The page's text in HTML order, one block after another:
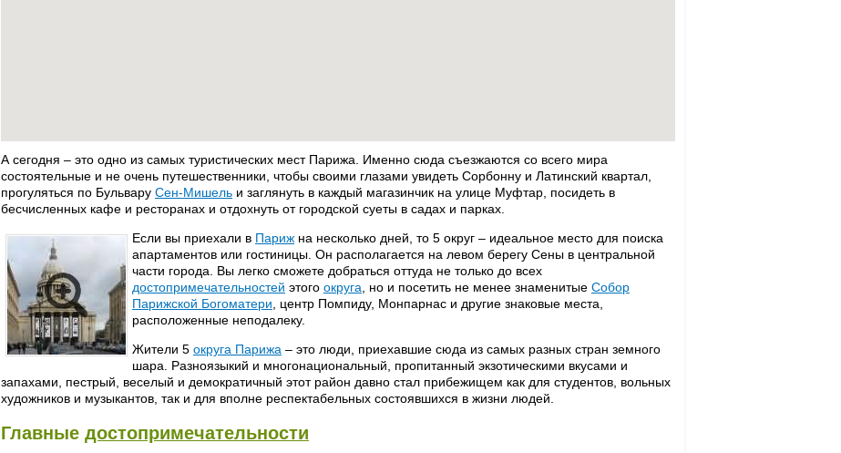
А сегодня – это одно из самых туристических мест Парижа. Именно сюда съезжаются со всего мира
состоятельные и не очень путешественники, чтобы своими глазами увидеть Сорбонну и Латинский квартал,
прогуляться по Бульвару Сен-Мишель и заглянуть в каждый магазинчик на улице Муфтар, посидеть в
бесчисленных кафе и ресторанах и отдохнуть от городской суеты в садах и парках.
Если вы приехали в Париж на несколько дней, то 5 округ – идеальное место для поиска
апартаментов или гостиницы. Он располагается на левом берегу Сены в центральной
части города. Вы легко сможете добраться оттуда не только до всех
достопримечательностей этого округа , но и посетить не менее знаменитые Собор
Парижской Богоматери , центр Помпиду, Монпарнас и другие знаковые места,
расположенные неподалеку.
Жители 5 округа Парижа – это люди, приехавшие сюда из самых разных стран земного
шара. Разноязыкий и многонациональный, пропитанный экзотическими вкусами и
запахами, пестрый, веселый и демократичный этот район давно стал прибежищем как для студентов, вольных
художников и музыкантов, так и для вполне респектабельных состоявшихся в жизни людей.
Главные достопримечательности